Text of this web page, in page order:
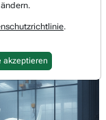
Luftfahrt
.
akzeptieren